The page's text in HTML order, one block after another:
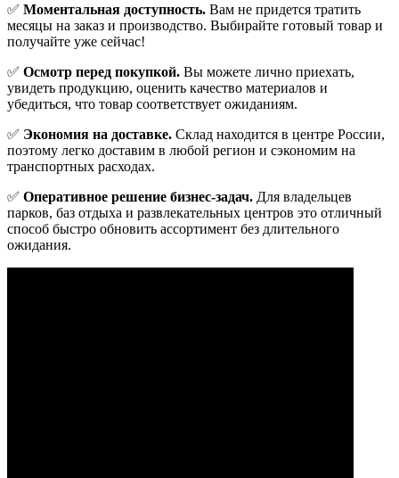
✅ Моментальная доступность. Вам не придется тратить
месяцы на заказ и производство. Выбирайте готовый товар и
получайте уже сейчас!
✅ Осмотр перед покупкой. Вы можете лично приехать,
увидеть продукцию, оценить качество материалов и
убедиться, что товар соответствует ожиданиям.
✅ Экономия на доставке. Склад находится в центре России,
поэтому легко доставим в любой регион и сэкономим на
транспортных расходах.
✅ Оперативное решение бизнес-задач. Для владельцев
парков, баз отдыха и развлекательных центров это отличный
способ быстро обновить ассортимент без длительного
ожидания.